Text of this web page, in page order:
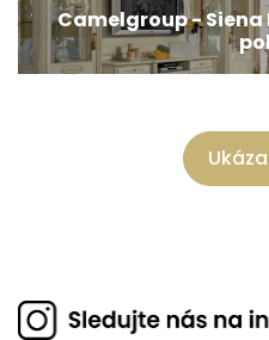
Camelgroup -